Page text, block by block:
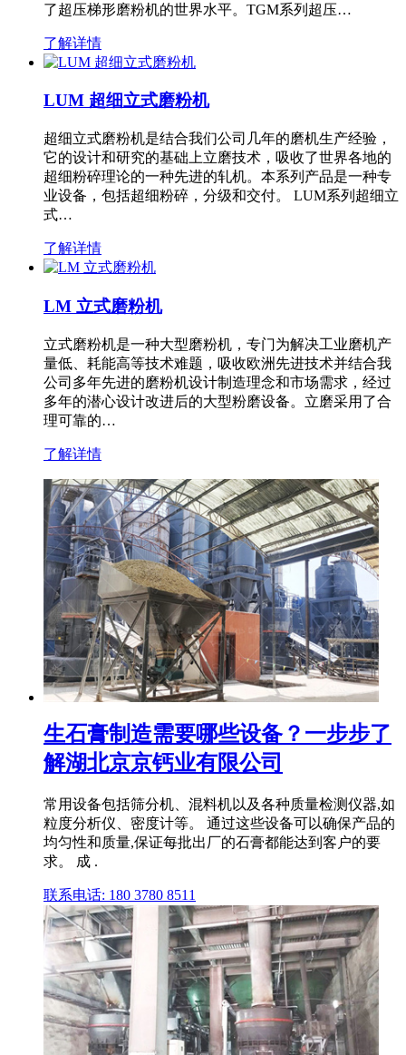
了超压梯形磨粉机的世界水平。TGM系列超压…
了解详情
LUM 超细立式磨粉机
超细立式磨粉机是结合我们公司几年的磨机生产经验，
它的设计和研究的基础上立磨技术，吸收了世界各地的
超细粉碎理论的一种先进的轧机。本系列产品是一种专
业设备，包括超细粉碎，分级和交付。 LUM系列超细立
式…
了解详情
LM 立式磨粉机
立式磨粉机是一种大型磨粉机，专门为解决工业磨机产
量低、耗能高等技术难题，吸收欧洲先进技术并结合我
公司多年先进的磨粉机设计制造理念和市场需求，经过
多年的潜心设计改进后的大型粉磨设备。立磨采用了合
理可靠的…
了解详情
生石膏制造需要哪些设备？一步步了
解湖北京京钙业有限公司
常用设备包括筛分机、混料机以及各种质量检测仪器,如
粒度分析仪、密度计等。 通过这些设备可以确保产品的
均匀性和质量,保证每批出厂的石膏都能达到客户的要
求。 成 .
联系电话: 180 3780 8511